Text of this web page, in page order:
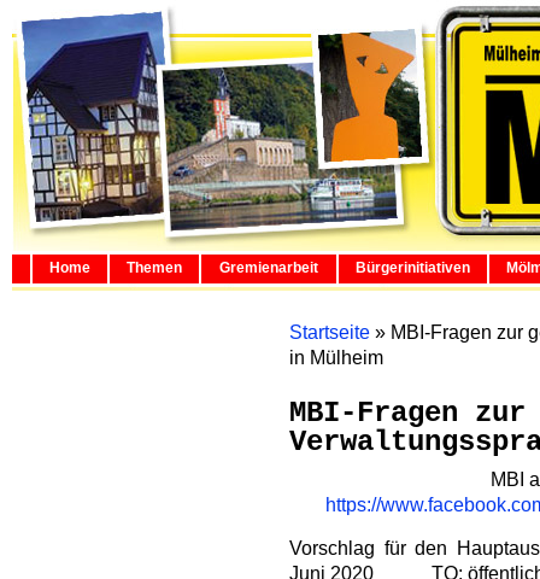
Home Themen Gremienarbeit Bürgerinitiativen
Startseite » MBI-Fragen zur
in Mülheim
MBI-Fragen
MBI
https://
Vorschlag für den
Juni 2020 TO: